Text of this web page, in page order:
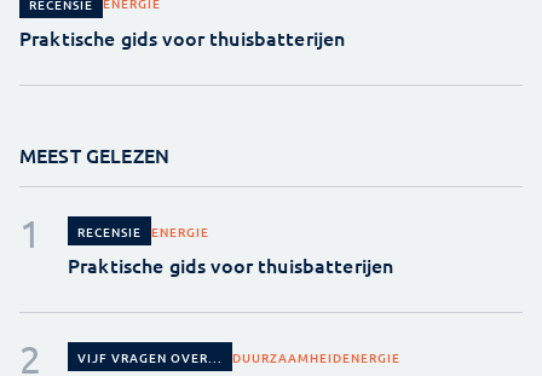
RECENSIE
Praktische gids voor thuisbatterijen
MEEST GELEZEN
RECENSIE ENERGIE
Praktische gids voor thuisbatterijen
VIJF VRAGEN OVER... DUURZAAMHEIDENERGIE